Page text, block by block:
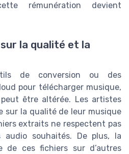
rémunération devient
la qualité et la
de conversion ou des
pour télécharger musique,
être altérée. Les artistes
sur la qualité de leur musique
extraits ne respectent pas
audio souhaités. De plus, la
de ces fichiers sur d’autres